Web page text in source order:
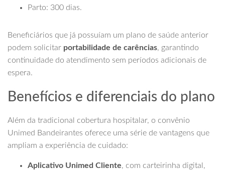
Parto: 300 dias.
Beneficiários que já possuíam um plano de saúde anterior
podem solicitar portabilidade de carências, garantindo
continuidade do atendimento sem períodos adicionais de
espera.
Benefícios e diferenciais do plano
Além da tradicional cobertura hospitalar, o convênio
Unimed Bandeirantes oferece uma série de vantagens que
ampliam a experiência de cuidado:
Aplicativo Unimed Cliente, com carteirinha digital,